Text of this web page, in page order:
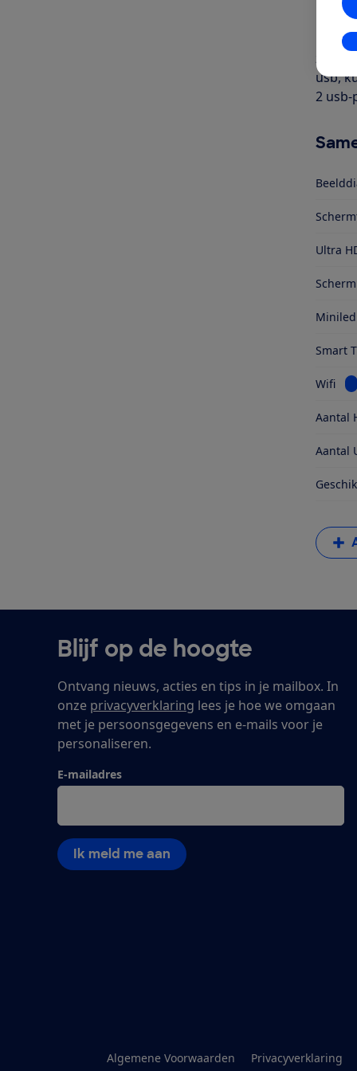
bij
usb,
2
Ultra
Miniled
Smart
Wifi
Aantal
Aantal
Blijf op de hoogte
Ontvang nieuws, acties en tips in je mailbox. In
onze privacyverklaring lees je hoe we omgaan
met je persoonsgegevens en e-mails voor je
personaliseren.
E-mailadres
Ik meld me aan
Algemene Voorwaarden Privacyverklaring